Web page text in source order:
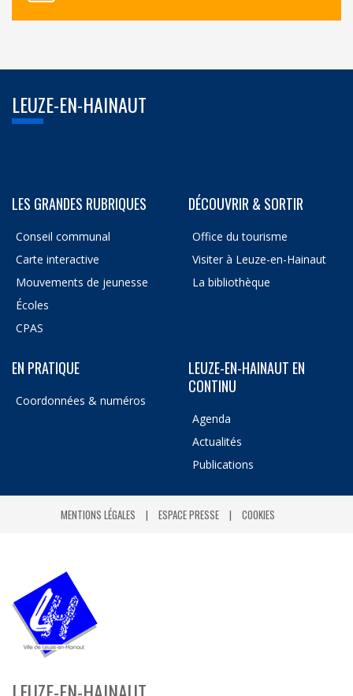
LEUZE-EN-HAINAUT
LES GRANDES RUBRIQUES
Conseil communal
Carte interactive
Mouvements de jeunesse
Écoles
CPAS
DÉCOUVRIR & SORTIR
Office du tourisme
Visiter à Leuze-en-Hainaut
La bibliothèque
EN PRATIQUE
Coordonnées & numéros
LEUZE-EN-HAINAUT EN
CONTINU
Agenda
Actualités
Publications
MENTIONS LÉGALES ESPACE PRESSE COOKIES